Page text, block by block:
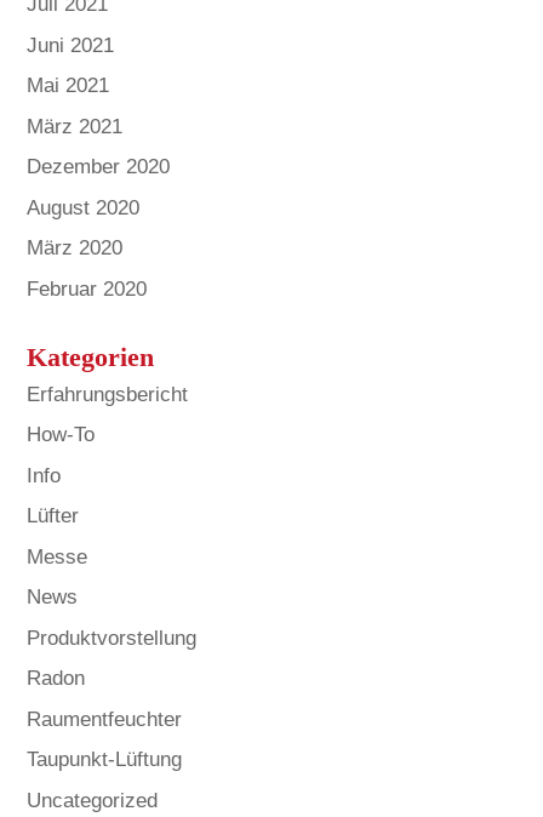
Juni 2021
Mai 2021
März 2021
Dezember 2020
August 2020
März 2020
Februar 2020
Kategorien
Erfahrungsbericht
How-To
Info
Lüfter
Messe
News
Produktvorstellung
Radon
Raumentfeuchter
Taupunkt-Lüftung
Uncategorized